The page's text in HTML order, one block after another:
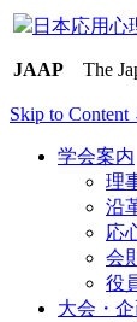
日本応用心
JAAP The
Skip to Content
学会案内
理
沿
応
会
役
大会・